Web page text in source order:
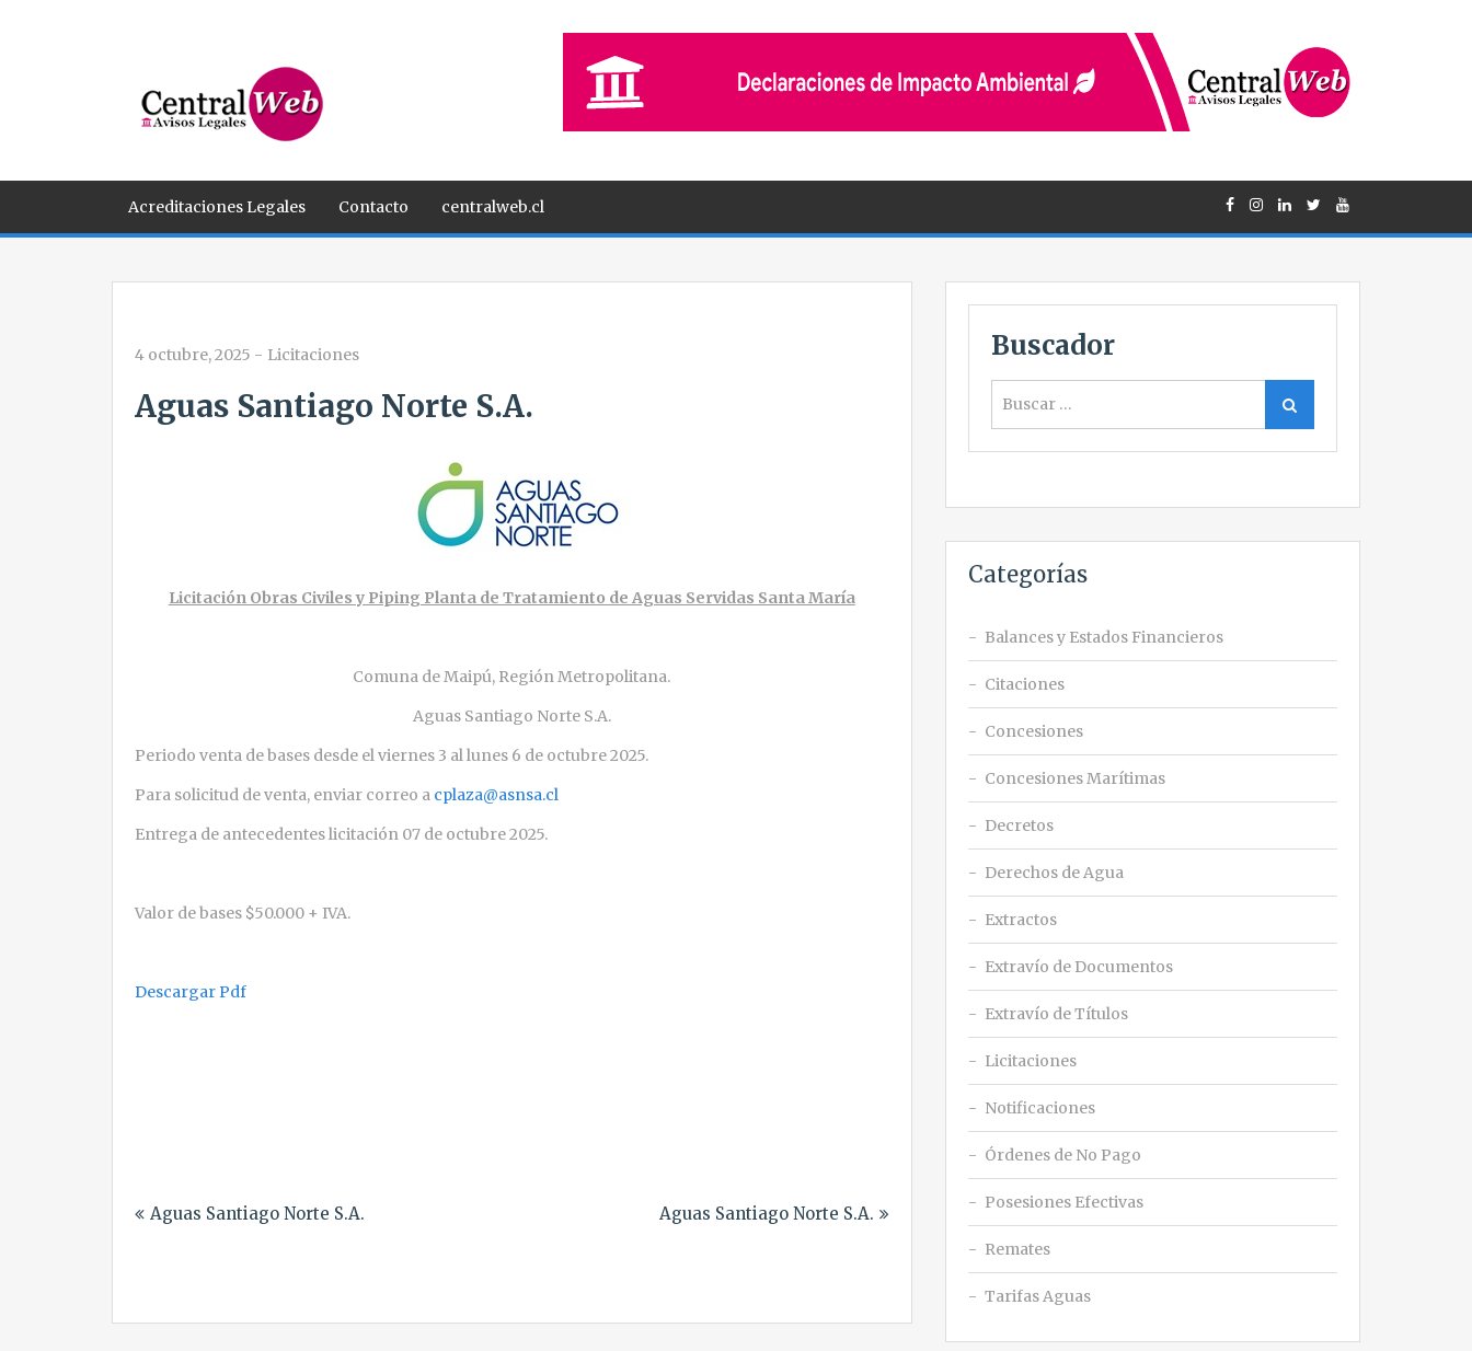
Acreditaciones Legales Contacto centralweb.cl
4 octubre, 2025 - Licitaciones
Aguas Santiago Norte S.A.
Licitación Obras Civiles y Piping Planta de Tratamiento de Aguas Servidas Santa María
Comuna de Maipú, Región Metropolitana.
Aguas Santiago Norte S.A.
Periodo venta de bases desde el viernes 3 al lunes 6 de octubre 2025.
Para solicitud de venta, enviar correo a cplaza@asnsa.cl
Entrega de antecedentes licitación 07 de octubre 2025.
Valor de bases $50.000 + IVA.
Descargar Pdf
deAguas Santiago Norte S.A. Aguas Santiago Norte S.A.
Buscador
Buscar
Categorías
Balances y Estados Financieros
Citaciones
Concesiones
Concesiones Marítimas
Decretos
Derechos de Agua
Extractos
Extravío de Documentos
Extravío de Títulos
Licitaciones
Notificaciones
Órdenes de No Pago
Posesiones Efectivas
Remates
Tarifas Aguas